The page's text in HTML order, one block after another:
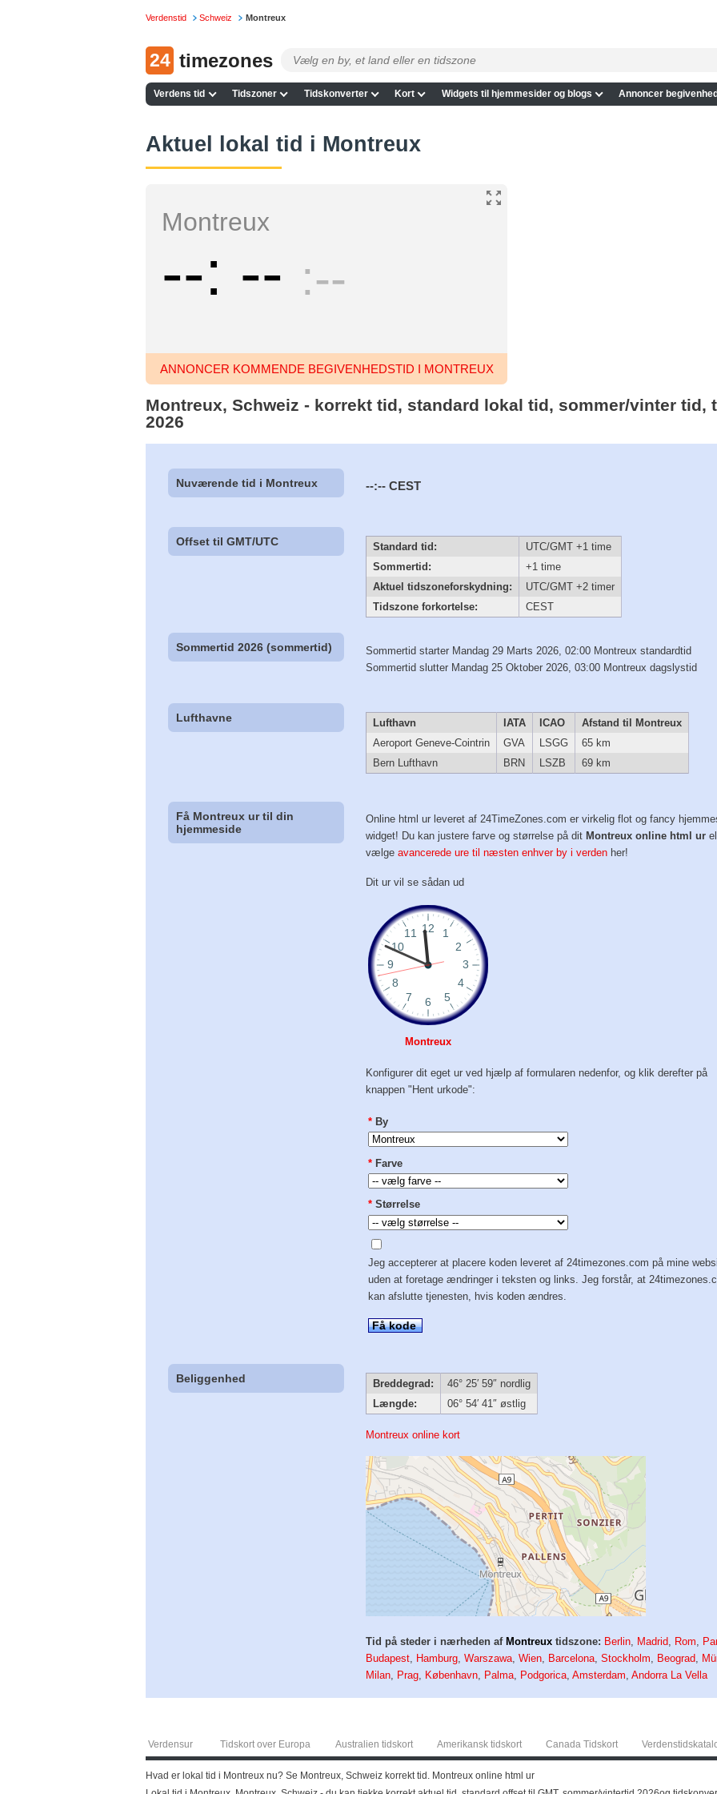
Verdenstid Schweiz Montreux
24 timezones
Verdens tid Tidszoner Tidskonverter Kort Widgets til hjemmesider og blogs Annoncer
Aktuel lokal tid i Montreux
Montreux
-- -- --
ANNONCER KOMMENDE BEGIVENHEDSTID I MONTREUX
Montreux, Schweiz - korrekt tid, standard lokal tid, sommer/vinter tid,
2026
Nuværende tid i Montreux --:-- CEST
Offset til GMT/UTC Standard tid:
UTC/GMT +1 time
Sommertid:
+1 time
Aktuel tidszoneforskydning:
UTC/GMT +2 timer
Tidszone forkortelse:
CEST
Sommertid 2026 (sommertid)
Sommertid starter Mandag 29 Marts 2026, 02:00 Montreux standardtid
Sommertid slutter Mandag 25 Oktober 2026, 03:00 Montreux dagslystid
Lufthavne Lufthavn IATA ICAO
Afstand til Montreux
Aeroport Geneve-Cointrin
GVA LSGG
65 km
Bern Lufthavn
BRN LSZB 69 km
Få Montreux ur til din
hjemmeside
Online html ur leveret af 24TimeZones.com er virkelig flot og fancy
widget! Du kan justere farve og størrelse på dit Montreux online html ur
vælgeavancerede ure til næsten enhver by i verden her!
Dit ur vil se sådan ud
Montreux
Konfigurer dit eget ur ved hjælp af formularen nedenfor, og klik derefter på
knappen "Hent urkode":
* By
* Farve
* Størrelse
Jeg accepterer at placere koden leveret af 24timezones.com på mine
uden at foretage ændringer i teksten og links. Jeg forstår, at
kan afslutte tjenesten, hvis koden ændres.
Få kode
Beliggenhed Breddegrad:
46° 25′ 59″ nordlig
Længde:
06° 54′ 41″ østlig
Montreux online kort
Tid på steder i nærheden af Montreux tidszone: Berlin, Madrid, Rom,
Budapest, Hamburg,Warszawa,Wien, Barcelona,Stockholm, Beograd,
Milan, Prag, København, Palma, Podgorica,Amsterdam,Andorra La Vella
Verdensur Tidskort over Europa Australien tidskort Amerikansk tidskort Canada Tidskort
Hvad er lokal tid i Montreux nu? Se Montreux, Schweiz korrekt tid. Montreux online html ur